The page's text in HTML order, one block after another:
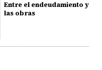
Entre el endeudamiento y
las obras